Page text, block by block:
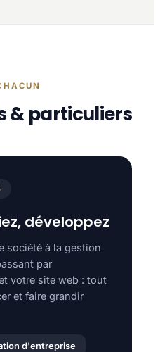
& particuliers
développez
société à la gestion
par
votre site web : tout
et faire grandir
d'entreprise